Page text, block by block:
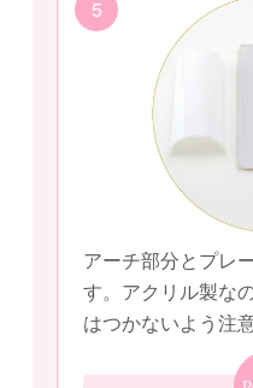
5
アーチ部分とプレ
す。アクリル製な
はつかないよう注